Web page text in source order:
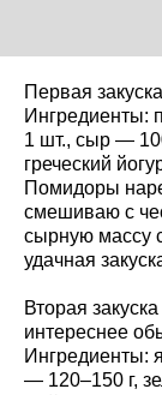
Первая
Ингредиенты:
1 шт., сыр —
греческий
Помидоры
смешиваю с
сырную массу
удачная
Вторая
интереснее
Ингредиенты:
— 120–150 г,